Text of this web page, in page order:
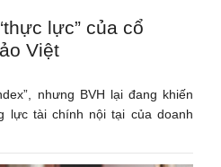
lực” của cổ
Việt
nhưng BVH lại đang khiến
lực tài chính nội tại của doanh